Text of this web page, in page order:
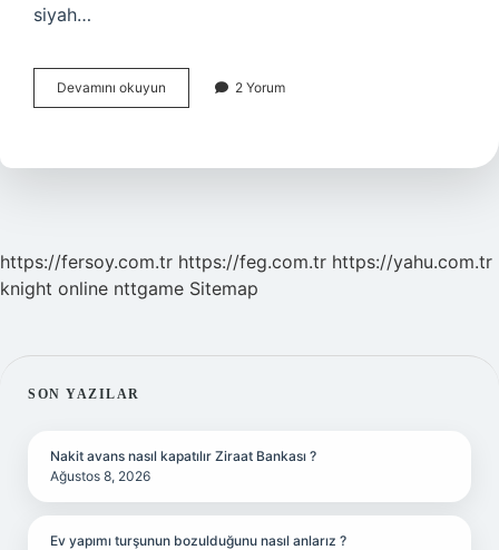
siyah…
Devamını okuyun
10
Ne
2 Yorum
https://fersoy.com.tr https://feg.com.tr https://yahu.com.tr
knight online nttgame Sitemap
SIDEBAR
SON YAZILAR
Nakit avans nasıl kapatılır Ziraat Bankası ?
Ağustos 8, 2026
Ev yapımı turşunun bozulduğunu nasıl anlarız ?